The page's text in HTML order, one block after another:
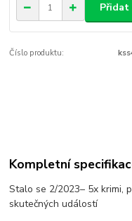
Přidat
Číslo produktu:
Kompletní
Stalo se 2/2023– 5x krimi,
skutečných událostí